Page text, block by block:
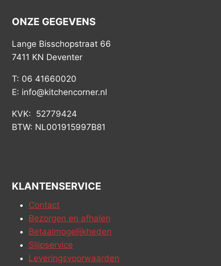
ONZE GEGEVENS
Lange Bisschopstraat 66
7411 KN Deventer
T: 06 41660020
E: info@kitchencorner.nl
KVK: 52779424
BTW: NL001915997B81
KLANTENSERVICE
Contact
Bezorgen en afhalen
Betaalmogelijkheden
Slijpservice
Leveringsvoorwaarden